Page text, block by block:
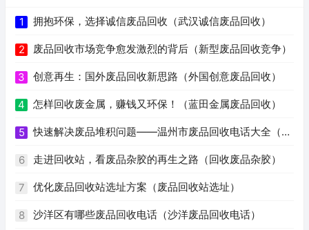
1 拥抱环保，选择诚信废品回收（武汉诚信废品回收）
2 废品回收市场竞争愈发激烈的背后（新型废品回收竞争）
3 创意再生：国外废品回收新思路（外国创意废品回收）
4 怎样回收废金属，赚钱又环保！（蓝田金属废品回收）
5 快速解决废品堆积问题——温州市废品回收电话大全（温
州废品回收电话号码）
6 走进回收站，看废品杂胶的再生之路（回收废品杂胶）
7 优化废品回收站选址方案（废品回收站选址）
8 沙洋区有哪些废品回收电话（沙洋废品回收电话）